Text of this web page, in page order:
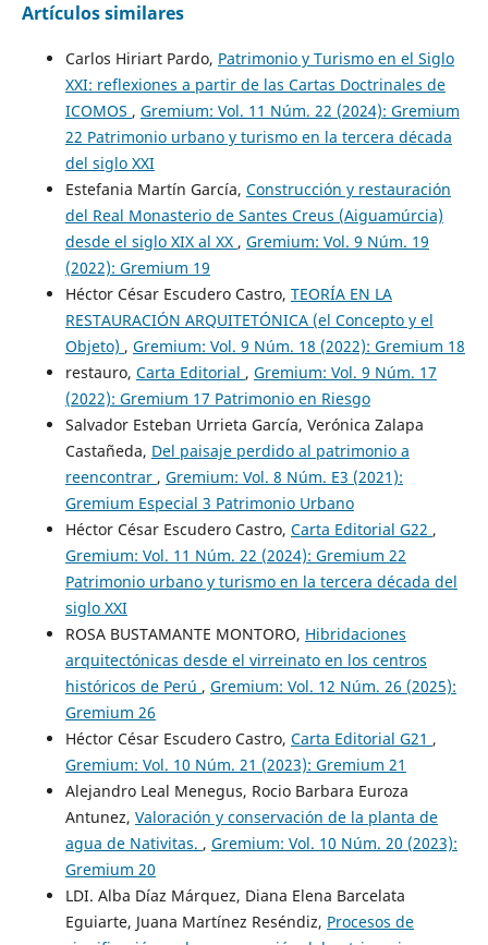
Artículos similares
Carlos Hiriart Pardo, Patrimonio y Turismo en el Siglo
XXI: reflexiones a partir de las Cartas Doctrinales de
ICOMOS , Gremium: Vol. 11 Núm. 22 (2024): Gremium
22 Patrimonio urbano y turismo en la tercera década
del siglo XXI
Estefania Martín García, Construcción y restauración
del Real Monasterio de Santes Creus (Aiguamúrcia)
desde el siglo XIX al XX , Gremium: Vol. 9 Núm. 19
(2022): Gremium 19
Héctor César Escudero Castro, TEORÍA EN LA
RESTAURACIÓN ARQUITETÓNICA (el Concepto y el
Objeto) , Gremium: Vol. 9 Núm. 18 (2022): Gremium 18
restauro, Carta Editorial , Gremium: Vol. 9 Núm. 17
(2022): Gremium 17 Patrimonio en Riesgo
Salvador Esteban Urrieta García, Verónica Zalapa
Castañeda, Del paisaje perdido al patrimonio a
reencontrar , Gremium: Vol. 8 Núm. E3 (2021):
Gremium Especial 3 Patrimonio Urbano
Héctor César Escudero Castro, Carta Editorial G22 ,
Gremium: Vol. 11 Núm. 22 (2024): Gremium 22
Patrimonio urbano y turismo en la tercera década del
siglo XXI
ROSA BUSTAMANTE MONTORO, Hibridaciones
arquitectónicas desde el virreinato en los centros
históricos de Perú , Gremium: Vol. 12 Núm. 26 (2025):
Gremium 26
Héctor César Escudero Castro, Carta Editorial G21 ,
Gremium: Vol. 10 Núm. 21 (2023): Gremium 21
Alejandro Leal Menegus, Rocio Barbara Euroza
Antunez, Valoración y conservación de la planta de
agua de Nativitas. , Gremium: Vol. 10 Núm. 20 (2023):
Gremium 20
LDI. Alba Díaz Márquez, Diana Elena Barcelata
Eguiarte, Juana Martínez Reséndiz, Procesos de